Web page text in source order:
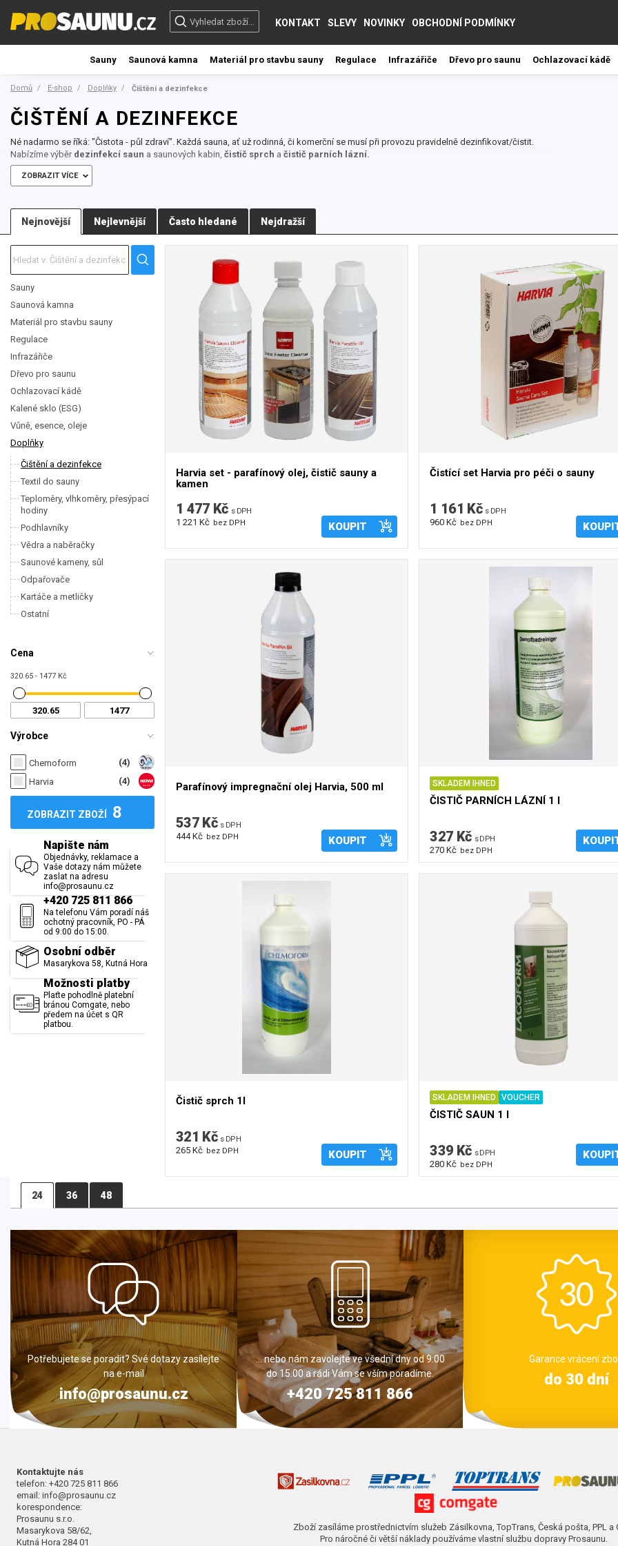
KONTAKT SLEVY NOVINKY OBCHODNÍ PODMÍNKY
Sauny Saunová kamna Materiál pro stavbu sauny Regulace Infrazářiče Dřevo pro saunu Ochlazovací kádě
Domů E-shop Doplňky Čištění a dezinfekce
ČIŠTĚNÍ A DEZINFEKCE
Né nadarmo se říká: "Čistota - půl zdraví". Každá sauna, ať už rodinná, či komerční se musí při provozu pravidelně dezinfikovat/čistit.
Nabízíme výběr dezinfekcí saun a saunových kabin, čistič sprch a čistič parních lázní.
ZOBRAZIT VÍCE
Nejnovější Nejlevnější Často hledané Nejdražší
Sauny
Saunová kamna
Materiál pro stavbu sauny
Regulace
Infrazářiče
Dřevo pro saunu
Ochlazovací kádě
Kalené sklo (ESG)
Vůně, esence, oleje
Doplňky
Čištění a dezinfekce
Textil do sauny
Teploměry, vlhkoměry, přesýpací
hodiny
Podhlavníky
Vědra a naběračky
Saunové kameny, sůl
Odpařovače
Kartáče a metličky
Ostatní
Cena
320.65 - 1477 Kč
Výrobce
(4)
Chemoform
(4)
Harvia
ZOBRAZIT ZBOŽÍ 8
Napište nám
Objednávky, reklamace a
Vaše dotazy nám můžete
zaslat na adresu
info@prosaunu.cz
+420 725 811 866
Na telefonu Vám poradí náš
ochotný pracovník, PO - PÁ
od 9:00 do 15:00.
Osobní odběr
Masarykova 58, Kutná Hora
Možnosti platby
Plaťte pohodlně platební
bránou Comgate, nebo
předem na účet s QR
platbou.
Harvia set - parafínový olej, čistič sauny a
kamen
1 477 Kč s DPH
1 221 Kč bez DPH KOUPIT
Čistící set Harvia pro péči o sauny
1 161 Kč s DPH
960 Kč bez DPH
Parafínový impregnační olej Harvia, 500 ml
537 Kč s DPH
444 Kč bez DPH KOUPIT
SKLADEM IHNED
ČISTIČ PARNÍCH LÁZNÍ 1 l
327 Kč s DPH
270 Kč bez DPH
Čistič sprch 1l
321 Kč s DPH
265 Kč bez DPH KOUPIT
SKLADEM IHNED VOUCHER
ČISTIČ SAUN 1 l
339 Kč s DPH
280 Kč bez DPH
24 36 48
Potřebujete se poradit? Své dotazy zasílejte
na e-mail
info@prosaunu.cz
... nebo nám zavolejte ve všední dny od 9:00
do 15:00 a rádi Vám se vším poradíme.
+420 725 811 866
Garance vrácení
do 30 dní
Kontaktujte nás
telefon: +420 725 811 866
email: info@prosaunu.cz
korespondence:
Prosaunu s.r.o.
Masarykova 58/62,
Kutná Hora 284 01
Zboží zasíláme prostřednictvím služeb Zásilkovna, TopTrans, Česká pošta, PPL a
Pro náročné či větší náklady používáme vlastní službu dopravy Prosaunu.